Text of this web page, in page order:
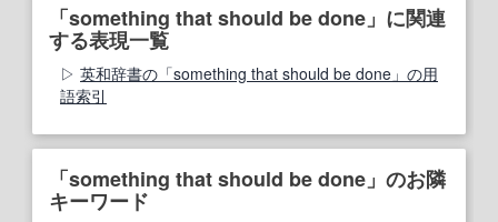
「something that should be done」に関連
する表現一覧
英和辞書の「something that should be done」の用
語索引
「something that should be done」のお隣
キーワード